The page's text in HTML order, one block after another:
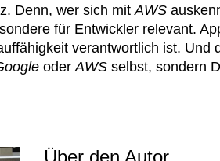
Denn, wer sich mitAWS
für Entwickler relevant.
verantwortlich ist.
oderAWS selbst, sondern
Über den Autor